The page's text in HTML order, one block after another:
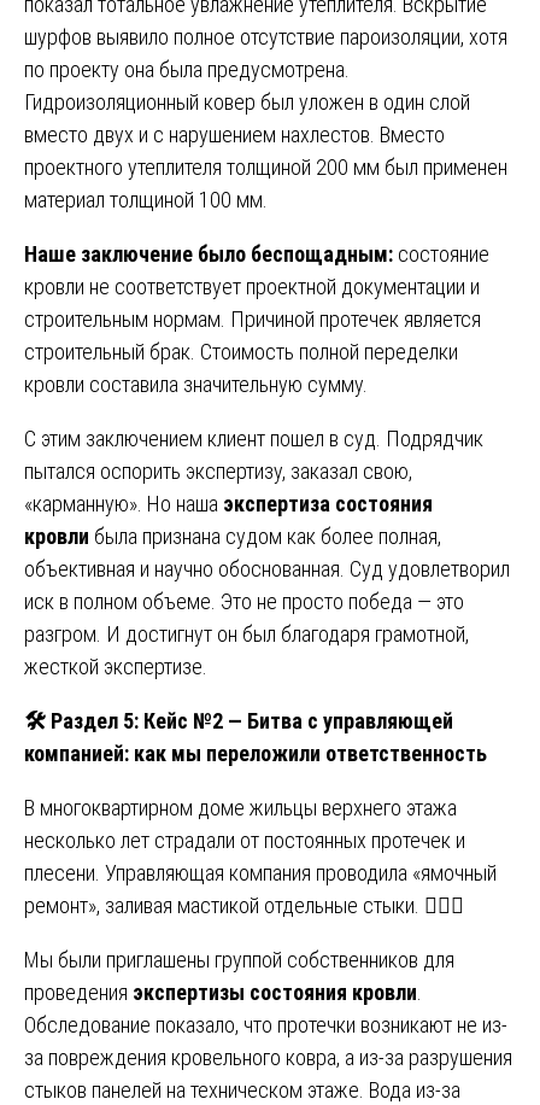
шурфов выявило полное отсутствие пароизоляции, хотя
по проекту она была предусмотрена.
Гидроизоляционный ковер был уложен в один слой
вместо двух и с нарушением нахлестов. Вместо
проектного утеплителя толщиной 200 мм был применен
материал толщиной 100 мм.
Наше заключение было беспощадным: состояние
кровли не соответствует проектной документации и
строительным нормам. Причиной протечек является
строительный брак. Стоимость полной переделки
кровли составила значительную сумму.
С этим заключением клиент пошел в суд. Подрядчик
пытался оспорить экспертизу, заказал свою,
«карманную». Но наша экспертиза состояния
кровли была признана судом как более полная,
объективная и научно обоснованная. Суд удовлетворил
иск в полном объеме. Это не просто победа — это
разгром. И достигнут он был благодаря грамотной,
жесткой экспертизе.
🛠 ️ Раздел 5: Кейс №2 — Битва с управляющей
компанией: как мы переложили ответственность
В многоквартирном доме жильцы верхнего этажа
несколько лет страдали от постоянных протечек и
плесени. Управляющая компания проводила «ямочный
ремонт», заливая мастикой отдельные стыки. 🤦🏻‍♂️
Мы были приглашены группой собственников для
проведения экспертизы состояния кровли
Обследование показало, что протечки возникают не из-
за повреждения кровельного ковра, а из-за разрушения
стыков панелей на техническом этаже. Вода из-за